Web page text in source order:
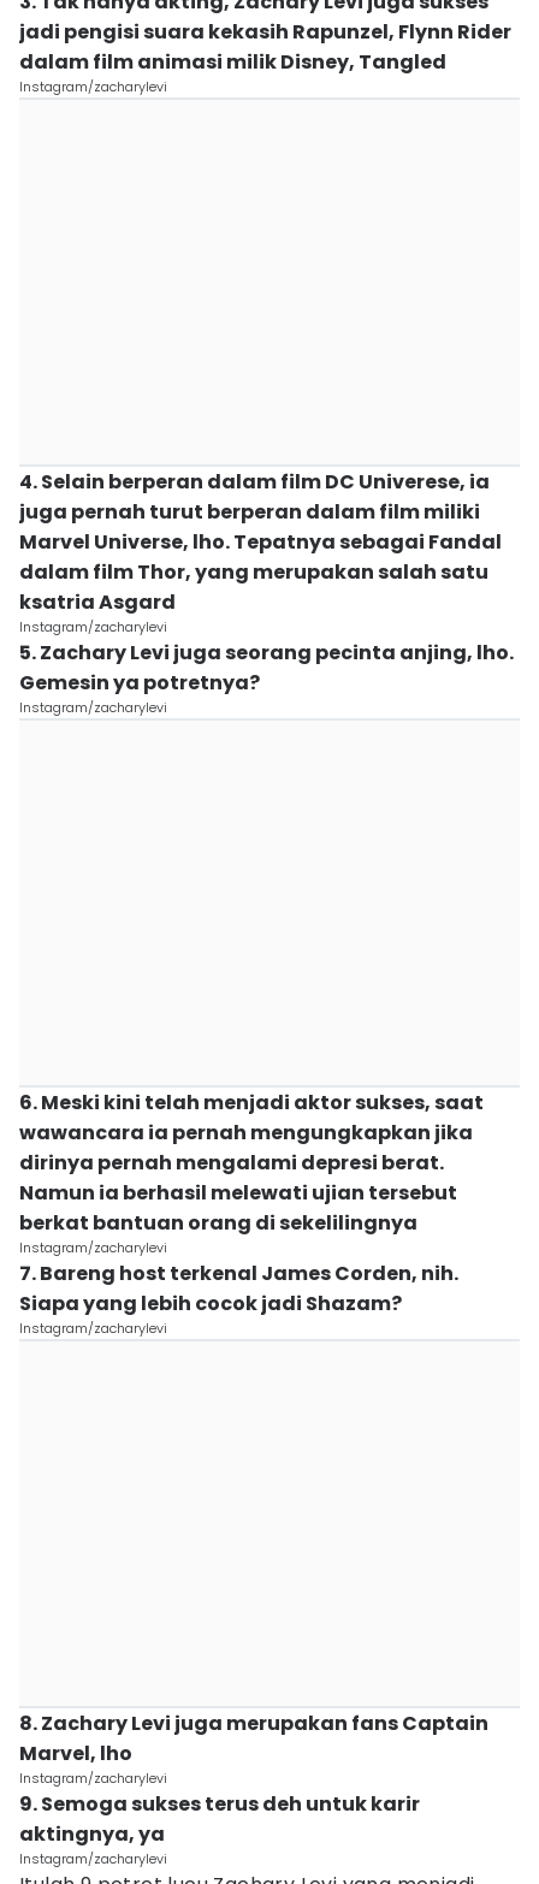
jadi pengisi suara kekasih Rapunzel, Flynn Rider
dalam film animasi milik Disney, Tangled
Instagram/zacharylevi
4. Selain berperan dalam film DC Univerese, ia
juga pernah turut berperan dalam film miliki
Marvel Universe, lho. Tepatnya sebagai Fandal
dalam film Thor, yang merupakan salah satu
ksatria Asgard
Instagram/zacharylevi
5. Zachary Levi juga seorang pecinta anjing, lho.
Gemesin ya potretnya?
Instagram/zacharylevi
6. Meski kini telah menjadi aktor sukses, saat
wawancara ia pernah mengungkapkan jika
dirinya pernah mengalami depresi berat.
Namun ia berhasil melewati ujian tersebut
berkat bantuan orang di sekelilingnya
Instagram/zacharylevi
7. Bareng host terkenal James Corden, nih.
Siapa yang lebih cocok jadi Shazam?
Instagram/zacharylevi
8. Zachary Levi juga merupakan fans Captain
Marvel, lho
Instagram/zacharylevi
9. Semoga sukses terus deh untuk karir
aktingnya, ya
Instagram/zacharylevi